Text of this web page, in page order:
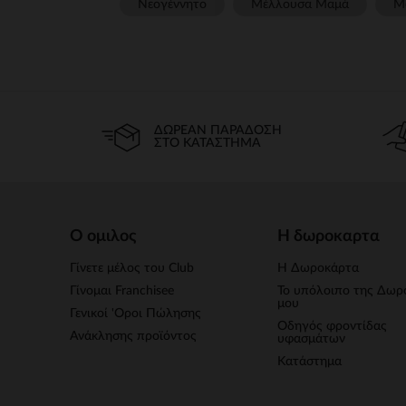
ΔΩΡΕΆΝ ΠΑΡΆΔΟΣΗ
ΣΤΟ ΚΑΤΆΣΤΗΜΑ
Ο ομιλος
Γίνετε μέλος του Club
Γίνομαι Franchisee
Γενικοί 'Οροι Πώλησης
Ανάκλησης προϊόντος
Η δωροκαρτα
Η Δωροκάρτα
Το υπόλοιπο της
μου
Οδηγός φροντίδας
υφασμάτων
Κατάστημα